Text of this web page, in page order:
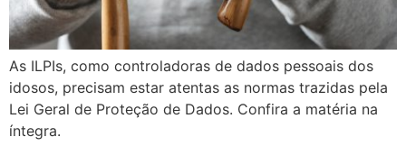
As ILPIs, como controladoras de dados pessoais dos
idosos, precisam estar atentas as normas trazidas pela
Lei Geral de Proteção de Dados. Confira a matéria na
íntegra.